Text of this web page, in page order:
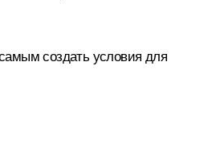
создать условия для